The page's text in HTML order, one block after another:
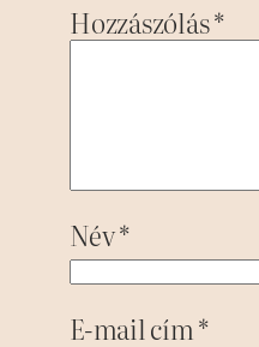
Hozzászólás*
Név*
E-mail cím*